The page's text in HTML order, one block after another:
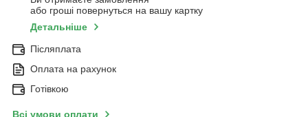
або гроші повернуться на вашу картку
Детальніше
Післяплата
Оплата на рахунок
Готівкою
Всі умови оплати